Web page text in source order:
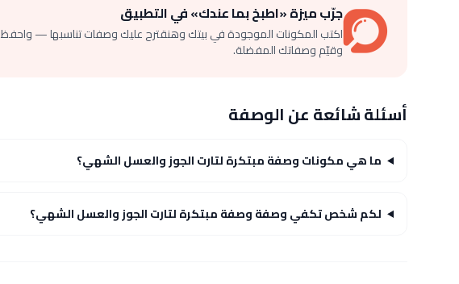
جرّب ميزة «اطبخ بما عندك» في التطبيق
اكتب المكونات الموجودة في بيتك وهنقترح عليك وصفات تناسبها — واحفظ
وقيّم وصفاتك المفضلة.
أسئلة شائعة عن الوصفة
ما هي مكونات وصفة مبتكرة لتارت الجوز والعسل الشهي؟
لكم شخص تكفي وصفة وصفة مبتكرة لتارت الجوز والعسل الشهي؟